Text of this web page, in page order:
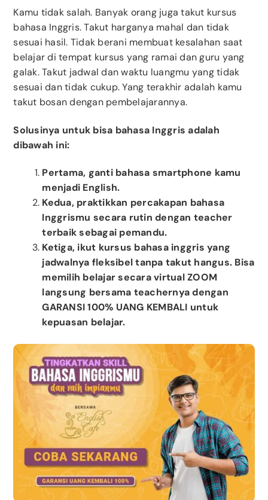
Kamu tidak salah. Banyak orang juga takut kursus
bahasa Inggris. Takut harganya mahal dan tidak
sesuai hasil. Tidak berani membuat kesalahan saat
belajar di tempat kursus yang ramai dan guru yang
galak. Takut jadwal dan waktu luangmu yang tidak
sesuai dan tidak cukup. Yang terakhir adalah kamu
takut bosan dengan pembelajarannya.
Solusinya untuk bisa bahasa Inggris adalah
dibawah ini:
Pertama, ganti bahasa smartphone kamu
menjadi English.
Kedua, praktikkan percakapan bahasa
Inggrismu secara rutin dengan teacher
terbaik sebagai pemandu.
Ketiga, ikut kursus bahasa inggris yang
jadwalnya fleksibel tanpa takut hangus. Bisa
memilih belajar secara virtual ZOOM
langsung bersama teachernya dengan
GARANSI 100% UANG KEMBALI untuk
kepuasan belajar.